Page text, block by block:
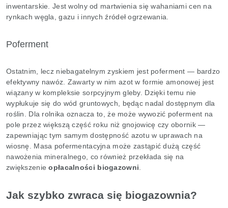
inwentarskie. Jest wolny od martwienia się wahaniami cen na
rynkach węgla, gazu i innych źródeł ogrzewania.
Poferment
Ostatnim, lecz niebagatelnym zyskiem jest poferment — bardzo
efektywny nawóz. Zawarty w nim azot w formie amonowej jest
wiązany w kompleksie sorpcyjnym gleby. Dzięki temu nie
wypłukuje się do wód gruntowych, będąc nadal dostępnym dla
roślin. Dla rolnika oznacza to, że może wywozić poferment na
pole przez większą część roku niż gnojowicę czy obornik —
zapewniając tym samym dostępność azotu w uprawach na
wiosnę. Masa pofermentacyjna może zastąpić dużą część
nawożenia mineralnego, co również przekłada się na
zwiększenieopłacalności biogazowni
Jak szybko zwraca się biogazownia?